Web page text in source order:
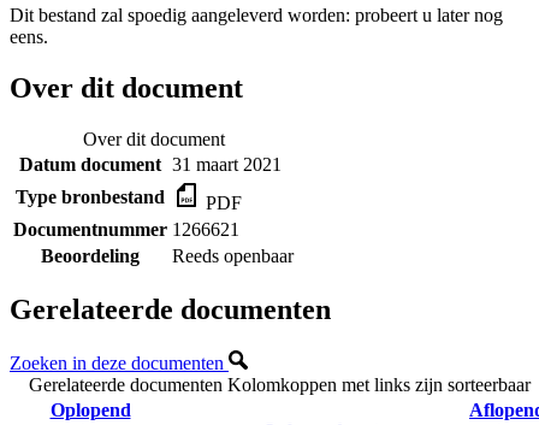
Dit bestand zal spoedig aangeleverd worden: probeert u later nog
eens.
Over dit document
Over dit document
Datum document 31 maart 2021
Type bronbestand
PDF
Documentnummer 1266621
Beoordeling
Reeds openbaar
Gerelateerde documenten
Zoeken in deze documenten
Gerelateerde documenten Kolomkoppen met links zijn sorteerbaar
Oplopend